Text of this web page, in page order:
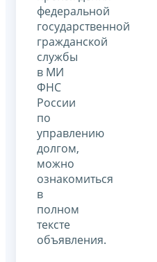
федеральной
государственной
гражданской
службы
в МИ
ФНС
России
по
управлению
долгом,
можно
ознакомиться
в
полном
тексте
объявления.